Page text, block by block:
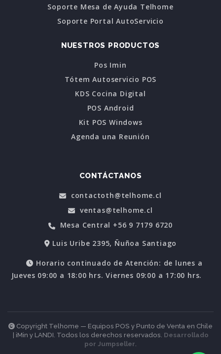
Soporte Mesa de Ayuda Telhome
Soporte Portal AutoServicio
NUESTROS PRODUCTOS
Pos Imin
Tótem Autoservicio POS
KDS Cocina Digital
POS Android
Kit POS Windows
Agenda una Reunión
CONTÁCTANOS
contactoth@telhome.cl
ventas@telhome.cl
Mesa Central +56 9 7179 6720
Luis Uribe 2395, Ñuñoa Santiago
Horario continuado de Atención: de lunes a
Jueves 09:00 a 18:00 hrs. Viernes 09:00 a 17:00 hrs.
Copyright Telhome — Equipos POS y Punto de Venta en Chile
| iMin y LANDI. Todos los derechos reservados. Desarrollado
por Jumpseller